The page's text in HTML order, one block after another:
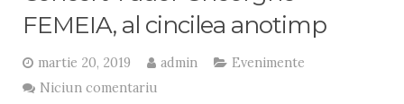
FEMEIA, al cincilea anotimp
martie 20, 2019 admin
Evenimente
Niciun comentariu